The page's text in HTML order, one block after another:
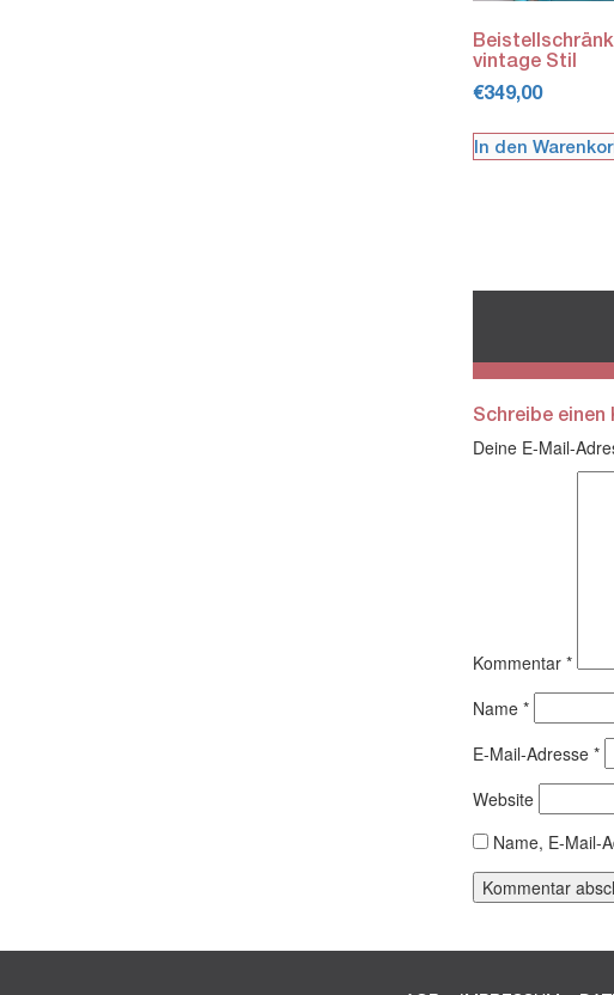
vintage Stil
€349,00
In den
Schreibe
Deine E-Mail-
Kommentar *
Name *
E-Mail-Adresse *
Website
Name, E-Mail-